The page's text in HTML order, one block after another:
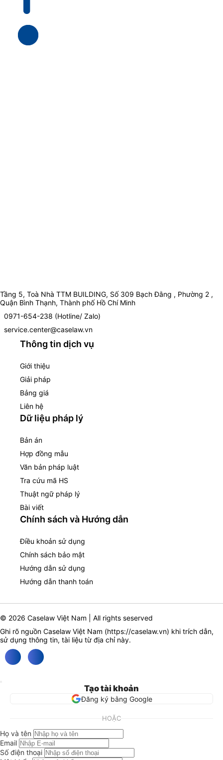
Tầng 5, Toà Nhà TTM BUILDING, Số 309 Bạch Đằng , Phường 2 ,
Quận Bình Thạnh, Thành phố Hồ Chí Minh
0971-654-238 (Hotline/ Zalo)
service.center@caselaw.vn
Thông tin dịch vụ
Giới thiệu
Giải pháp
Bảng giá
Liên hệ
Dữ liệu pháp lý
Bản án
Hợp đồng mẫu
Văn bản pháp luật
Tra cứu mã HS
Thuật ngữ pháp lý
Bài viết
Chính sách và Hướng dẫn
Điều khoản sử dụng
Chính sách bảo mật
Hướng dẫn sử dụng
Hướng dẫn thanh toán
© 2026 Caselaw Việt Nam | All rights seserved
Ghi rõ nguồn Caselaw Việt Nam (https://caselaw.vn) khi trích dẫn,
sử dụng thông tin, tài liệu từ địa chỉ này.
Tạo tài khoản
Đăng ký bằng Google
HOẶC
Họ và tên
Email
Số điện thoại